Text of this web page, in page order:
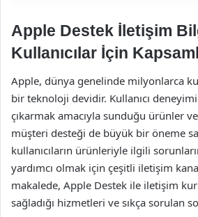
Apple Destek İletişim
Kullanıcılar İçin
Apple, dünya genelinde milyonlarca
bir teknoloji devidir. Kullanıcı
çıkarmak amacıyla sunduğu ürünler
müşteri desteği de büyük bir öneme
kullanıcıların ürünleriyle ilgili
yardımcı olmak için çeşitli iletişim
makalede, Apple Destek ile iletişim
sağladığı hizmetleri ve sıkça sorulan